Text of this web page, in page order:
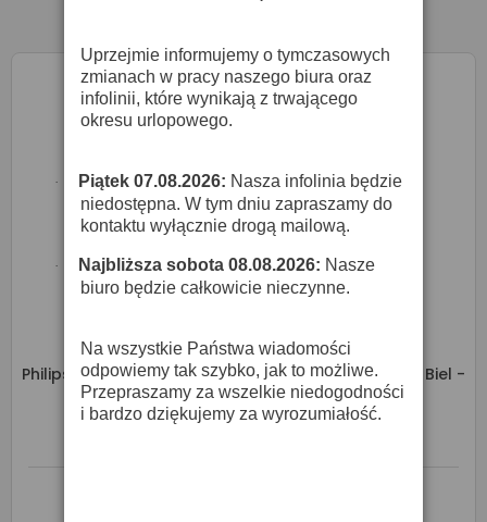
Philips MASTERColour CDM-T 150W 942 G12 | Zimna Biel -
Żarówka Wyładowcza
158,00 zł
Uprzejmie informujemy o tymczasowych
zmianach w pracy naszego biura oraz
infolinii, które wynikają z trwającego
okresu urlopowego.
· Piątek 07.08.2026: Nasza infolinia będzie
niedostępna. W tym dniu zapraszamy do
kontaktu wyłącznie drogą mailową.
· Najbliższa sobota 08.08.2026: Nasze
biuro będzie całkowicie nieczynne.
Na wszystkie Państwa wiadomości
odpowiemy tak szybko, jak to możliwe.
Przepraszamy za wszelkie niedogodności
i bardzo dziękujemy za wyrozumiałość.